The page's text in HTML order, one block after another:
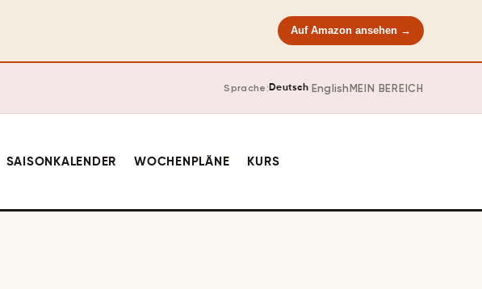
Auf Amazon ansehen →
Sprache:Deutsch· EnglishMEIN BEREICH
SAISONKALENDER WOCHENPLÄNE KURS